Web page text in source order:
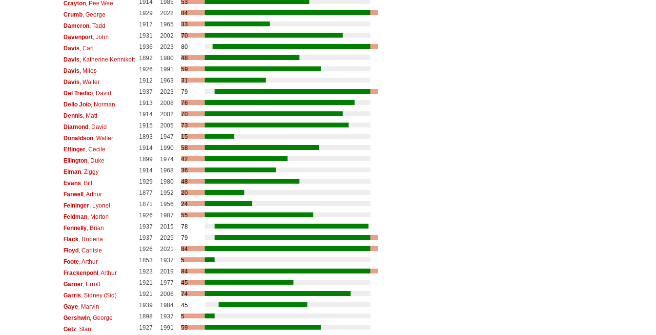
Crayton, Pee Wee 1914 1985
53
Crumb, George 1929 2022
84
Dameron, Tadd 1917 1965
33
Davenport, John 1931 2002
70
Davis , Carl 1936 2023
80
Davis , Katherine Kennikott 1892 1980
48
Davis , Miles 1926 1991
59
Davis , Walter 1912 1963
31
Del Tredici, David 1937 2023
79
Dello Joio, Norman 1913 2008
76
Dennis , Matt 1914 2002
70
Diamond, David 1915 2005
73
Donaldson, Walter 1893 1947
15
Effinger, Cecile 1914 1990
58
Ellington, Duke 1899 1974
42
Elman, Ziggy 1914 1968
36
Evans , Bill 1929 1980
48
Farwell, Arthur 1877 1952
20
Feininger, Lyonel 1871 1956
24
Feldman, Morton 1926 1987
55
Fennelly, Brian 1937 2015
78
Flack, Roberta 1937 2025
79
Floyd, Carlisle 1926 2021
84
Foote, Arthur 1853 1937
5
Frackenpohl, Arthur 1923 2019
84
Garner, Erroll 1921 1977
45
Garris , Sidney (Sid) 1921 2006
74
Gaye, Marvin 1939 1984
45
Gershwin, George 1898 1937
5
Getz, Stan 1927 1991
59